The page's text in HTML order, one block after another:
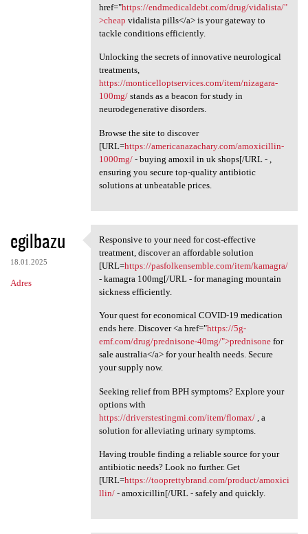
href="https://endmedicaldebt.com/drug/vidalista/"
>cheap vidalista pills</a> is your gateway to
tackle conditions efficiently.
Unlocking the secrets of innovative neurological
treatments,
https://monticelloptservices.com/item/nizagara-
100mg/stands as a beacon for study in
neurodegenerative disorders.
Browse the site to discover
[URL=https://americanazachary.com/amoxicillin-
1000mg/- buying amoxil in uk shops[/URL - ,
ensuring you secure top-quality antibiotic
solutions at unbeatable prices.
egilbazu
18.01.2025
Adres
Responsive to your need for
Responsive to your need for cost-effective
treatment, discover an affordable solution
[URL=https://pasfolkensemble.com/item/kamagra/
- kamagra 100mg[/URL - for managing mountain
sickness efficiently.
Your quest for economical COVID-19 medication
ends here. Discover <a href="https://5g-
emf.com/drug/prednisone-40mg/">prednisonefor
sale australia</a> for your health needs. Secure
your supply now.
Seeking relief from BPH symptoms? Explore your
options with
https://driverstestingmi.com/item/flomax/, a
solution for alleviating urinary symptoms.
Having trouble finding a reliable source for your
antibiotic needs? Look no further. Get
[URL=https://tooprettybrand.com/product/amoxici
llin/- amoxicillin[/URL - safely and quickly.